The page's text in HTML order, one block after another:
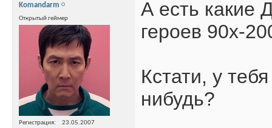
Komandarm
Открытый геймер
Регистрация
23.05.2007
А есть какие
героев 90х-
Кстати, у
нибудь?